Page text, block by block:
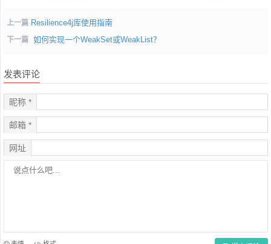
上一篇 Resilience4j库使用指南
下一篇 如何实现一个WeakSet或WeakList？
发表评论
昵称 *
邮箱 *
网址